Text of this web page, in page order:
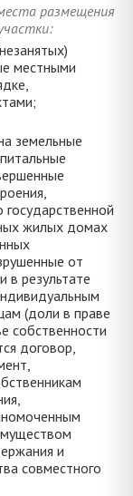
размещения
местными
земельные
государственной
жилых домах
от
в результате
(доли в праве
собственности
договор,
и
совместного